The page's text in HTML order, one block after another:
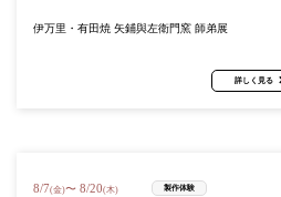
伊万里・有田焼 矢鋪與左衛門窯 師弟展
詳しく見る
8/7(金)〜 8/20(木) 製作体験